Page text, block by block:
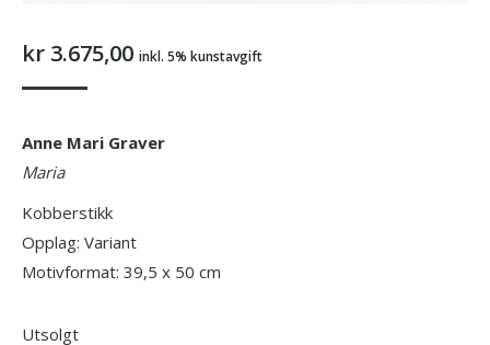
kr 3.675,00 inkl. 5% kunstavgift
Anne Mari Graver
Maria
Kobberstikk
Opplag: Variant
Motivformat: 39,5 x 50 cm
Utsolgt